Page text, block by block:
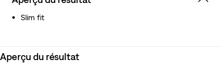
Slim fit
Aperçu du résultat